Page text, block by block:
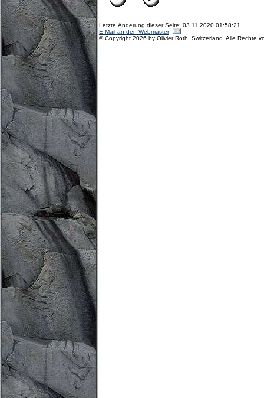
Letzte Änderung dieser Seite: 03.11.2020 01:58:21
E-Mail an den Webmaster
© Copyright 2026 by Olivier Roth, Switzerland. Alle Rechte